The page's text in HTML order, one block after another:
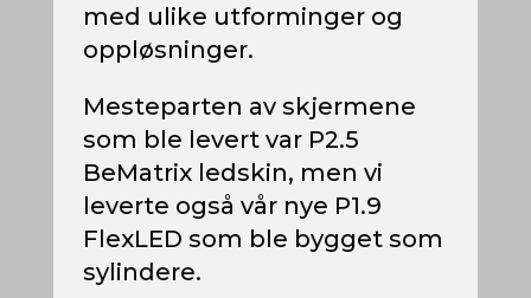
med ulike utforminger og
oppløsninger.
Mesteparten av skjermene
som ble levert var P2.5
BeMatrix ledskin, men vi
leverte også vår nye P1.9
FlexLED som ble bygget som
sylindere.